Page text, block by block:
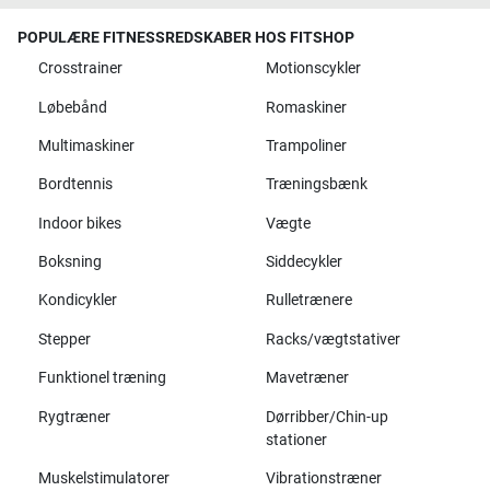
POPULÆRE FITNESSREDSKABER HOS FITSHOP
Crosstrainer
Motionscykler
Løbebånd Romaskiner
Multimaskiner Trampoliner
Bordtennis Træningsbænk
Indoor bikes Vægte
Boksning Siddecykler
Kondicykler Rulletrænere
Stepper Racks/vægtstativer
Funktionel træning Mavetræner
Rygtræner
Dørribber/Chin-up
stationer
Muskelstimulatorer Vibrationstræner